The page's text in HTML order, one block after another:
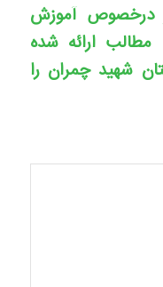
درخصوص آموزش
ارائه شده
شهید چمران را